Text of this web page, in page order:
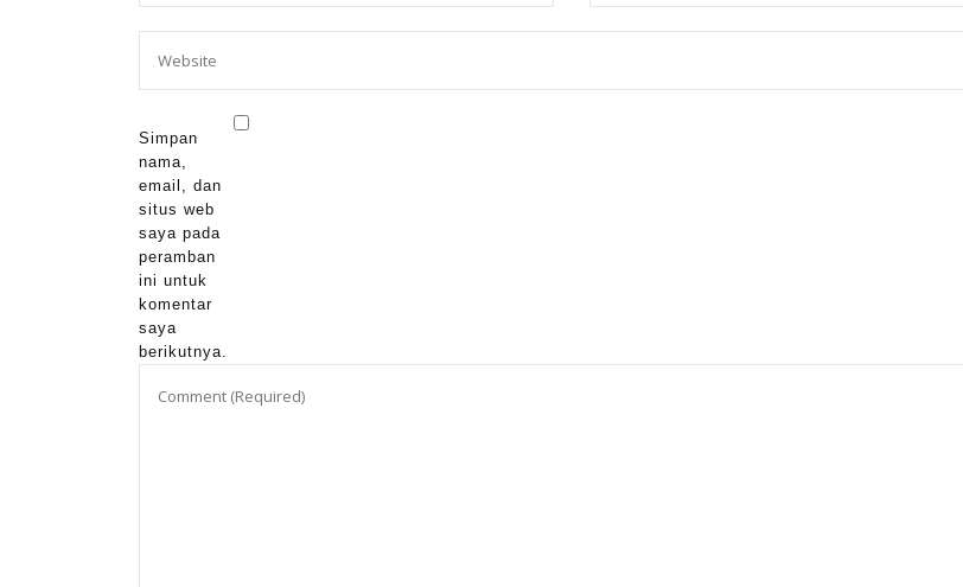
Simpan
nama,
email, dan
situs web
saya pada
peramban
ini untuk
komentar
saya
berikutnya.